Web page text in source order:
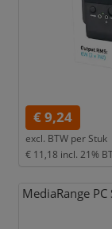
€ 9,24
excl. BTW per Stuk
€ 11,18 incl. 21%
MediaRange